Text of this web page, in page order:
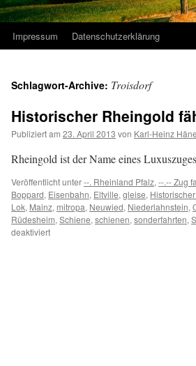
Zum
springen
Impressum Datenschutzerklärung
Schlagwort-Archive: Troisdorf
Historischer Rheingold
Publiziert am 23. April 2013 von Karl-Heinz
Rheingold ist der Name eines
Veröffentlicht unter--. Rheinland Pfalz, --.-- Zug
Boppard, Eisenbahn, Eltville, gleise,
Lok, Mainz, mitropa, Neuwied, Niederlahnstein,
Rüdesheim, Schiene, schienen, sonderfahrten,
deaktiviertfür